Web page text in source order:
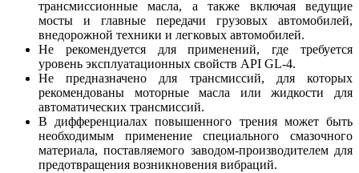
трансмиссионные масла, а также включая ведущие
мосты и главные передачи грузовых автомобилей,
внедорожной техники и легковых автомобилей.
Не рекомендуется для применений, где требуется
уровень эксплуатационных свойств API GL-4.
Не предназначено для трансмиссий, для которых
рекомендованы моторные масла или жидкости для
автоматических трансмиссий.
В дифференциалах повышенного трения может быть
необходимым применение специального смазочного
материала, поставляемого заводом-производителем для
предотвращения возникновения вибраций.